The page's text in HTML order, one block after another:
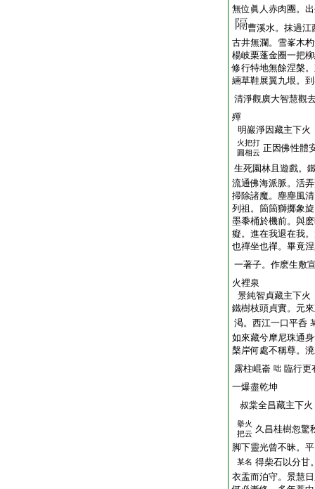
無位眞人赤肉團。
曹溪水。抹過江
古井無瀾。雪峯木
楊岐栗蓬金圈一把
修行特地無餘涅槃
緉草鞋展翼九垠。
清淨觀廣大智慧觀
殫
明巖淨因藏主下火
火把打
圓相云 正因佛性體
生死園林且遊戲。
流通佛海派脈。活
掃除諸魔。塵塵風
列祖。箇箇獅擲象
墨黍桶於機前。與
癡。進在我退在我
也禪坐也禪。畢竟
一著子。作麽生敷
火裡泉
景純智貞藏主下火
鐵樹枝頭貞實。元
渇。西江一口平呑
如來藏兮摩尼珠通
槃岸何處不稱尊。
露柱崐崙 咄 臨行更
一爆盡乾坤
叔棠全昌藏主下火
擧火
把云 久昌桂樹忽驚
脚下靈光曾不昧。
某名 得柴石以分甘
衣盂而泊守。景慧